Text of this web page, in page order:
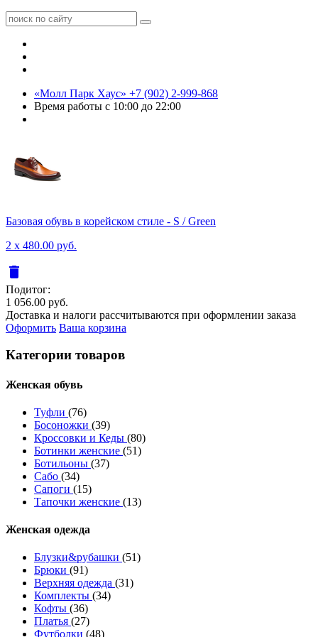
«Молл Парк Хаус» +7 (902) 2-999-868
Время работы с 10:00 до 22:00
Базовая обувь в корейском стиле - S / Green
2 x 480.00 руб.
delete
Подитог:
1 056.00 руб.
Доставка и налоги рассчитываются при оформлении заказа
Оформить Ваша корзина
Категории товаров
Женcкая обувь
Туфли (76)
Босоножки (39)
Кроссовки и Кеды (80)
Ботинки женские (51)
Ботильоны (37)
Сабо (34)
Сапоги (15)
Тапочки женские (13)
Женская одежда
Блузки&рубашки (51)
Брюки (91)
Верхняя одежда (31)
Комплекты (34)
Кофты (36)
Платья (27)
Футболки (48)